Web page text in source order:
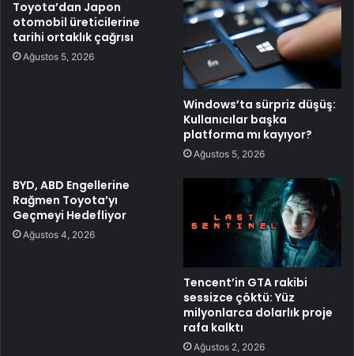
Toyota’dan Japon
otomobil üreticilerine
tarihi ortaklık çağrısı
Ağustos 5, 2026
Windows’ta sürpriz düşüş:
Kullanıcılar başka
platforma mı kayıyor?
Ağustos 5, 2026
BYD, ABD Engellerine
Rağmen Toyota’yı
Geçmeyi Hedefliyor
Ağustos 4, 2026
Tencent’in GTA rakibi
sessizce çöktü: Yüz
milyonlarca dolarlık proje
rafa kalktı
Ağustos 2, 2026